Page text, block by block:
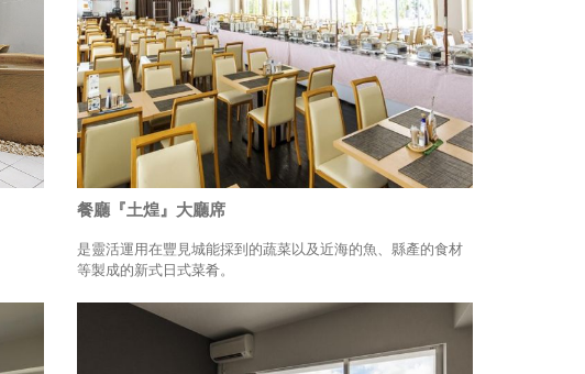
餐廳『土煌』大廳席
是靈活運用在豐見城能採到的蔬菜以及近海的魚、縣產的食材
等製成的新式日式菜肴。